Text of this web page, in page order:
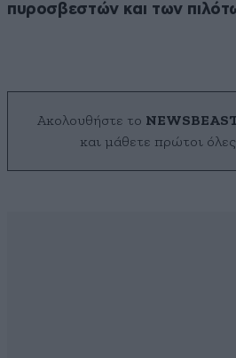
πυροσβεστών και των
Ακολουθήστε το
και μάθετε πρώτοι όλες